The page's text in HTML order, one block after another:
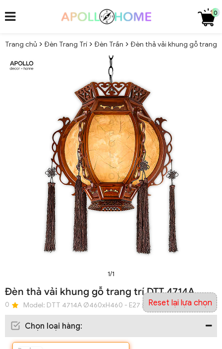
0
Trang chủ Đèn Trang Trí Đèn Trần Đèn thả vải khung gỗ trang
1/1
Đèn thả vải khung gỗ trang trí DTT 4714A
0 Model: DTT 4714A Ø460xH460 - E27 x 1 đui
Chọn loại hàng:
Reset lại lựa chọn